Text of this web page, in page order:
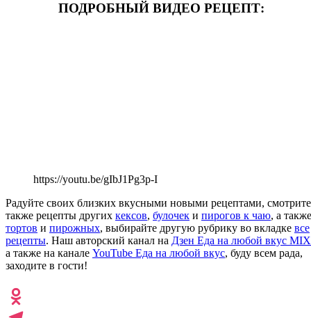
ПОДРОБНЫЙ ВИДЕО РЕЦЕПТ:
https://youtu.be/gIbJ1Pg3p-I
Радуйте своих близких вкусными новыми рецептами, смотрите
также рецепты других кексов, булочек и пирогов к чаю, а также
тортов и пирожных, выбирайте другую рубрику во вкладке все
рецепты. Наш авторский канал на Дзен Еда на любой вкус MIX
а также на канале YouTube Еда на любой вкус, буду всем рада,
заходите в гости!